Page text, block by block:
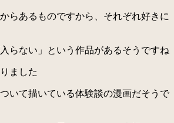
らあるものですから、それぞれ好きに
らない」という作品があるそうですね
ました
いて描いている体験談の漫画だそうで